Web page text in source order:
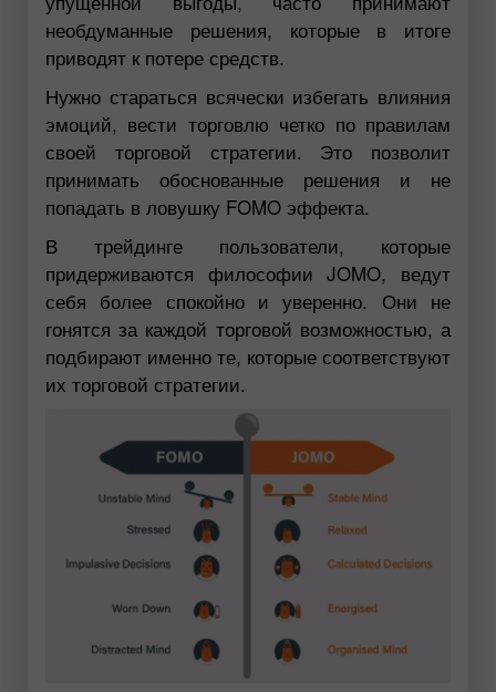
необдуманные решения, которые в итоге
приводят к потере средств.
Нужно стараться всячески избегать влияния
эмоций, вести торговлю четко по правилам
своей торговой стратегии. Это позволит
принимать обоснованные решения и не
попадать в ловушку FOMO эффекта.
В трейдинге пользователи, которые
придерживаются философии JOMO, ведут
себя более спокойно и уверенно. Они не
гонятся за каждой торговой возможностью, а
подбирают именно те, которые соответствуют
их торговой стратегии.